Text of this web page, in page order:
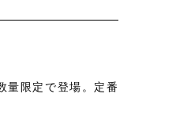
量限定で登場。定番